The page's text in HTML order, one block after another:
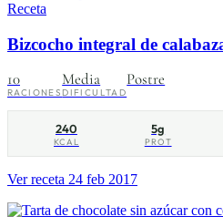
Receta
Bizcocho integral de
10
RACIONES
Media
DIFICULTAD
Postre
240
KCAL
5g
PROT
Ver receta 24 feb 2017